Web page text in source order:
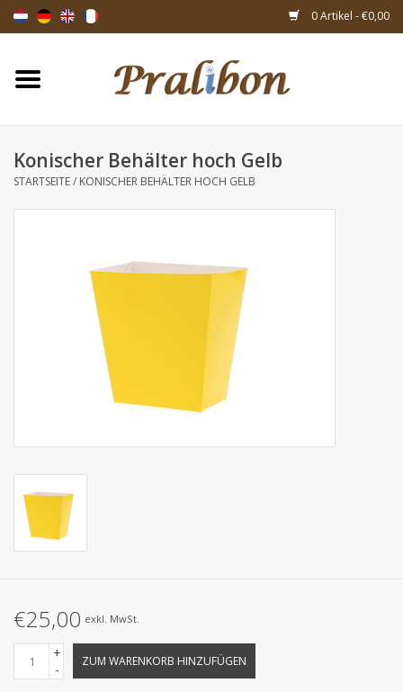
0 Artikel - €0,00
Startseite
Taschen & Beuteln
Geschenksartikeln
Verpackungsmaterialien
Konischer Behälter hoch Gelb
STARTSEITE/ KONISCHER BEHÄLTER HOCH GELB
€25,00 exkl. MwSt.
+
-
ZUM WARENKORB HINZUFÜGEN